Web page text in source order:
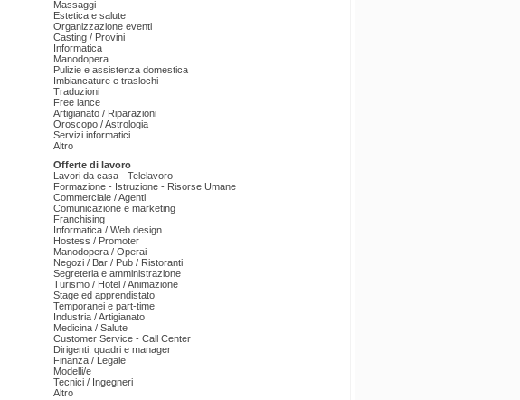
Massaggi
Estetica e salute
Organizzazione eventi
Casting / Provini
Informatica
Manodopera
Pulizie e assistenza domestica
Imbiancature e traslochi
Traduzioni
Free lance
Artigianato / Riparazioni
Oroscopo / Astrologia
Servizi informatici
Altro
Offerte di lavoro
Lavori da casa - Telelavoro
Formazione - Istruzione - Risorse Umane
Commerciale / Agenti
Comunicazione e marketing
Franchising
Informatica / Web design
Hostess / Promoter
Manodopera / Operai
Negozi / Bar / Pub / Ristoranti
Segreteria e amministrazione
Turismo / Hotel / Animazione
Stage ed apprendistato
Temporanei e part-time
Industria / Artigianato
Medicina / Salute
Customer Service - Call Center
Dirigenti, quadri e manager
Finanza / Legale
Modelli/e
Tecnici / Ingegneri
Altro